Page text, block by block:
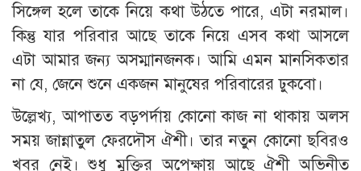
সিঙ্গেল হলে তাকে নিয়ে কথা উঠতে পারে, এটা নরমাল।
কিন্তু যার পরিবার আছে তাকে নিয়ে এসব কথা আসলে
এটা আমার জন্য অসম্মানজনক। আমি এমন মানসিকতার
না যে, জেনে শুনে একজন মানুষের পরিবারের ঢুকবো।
উল্লেখ্য, আপাতত বড়পর্দায় কোনো কাজ না থাকায় অলস
সময় জান্নাতুল ফেরদৌস ঐশী। তার নতুন কোনো ছবিরও
খবর নেই। শুধু মুক্তির অপেক্ষায় আছে ঐশী অভিনীত